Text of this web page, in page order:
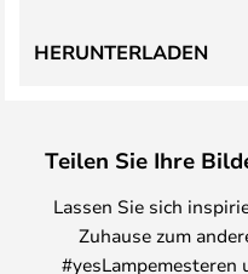
HERUNTERLADEN
Teilen Sie Ihre
Lassen Sie sich
Zuhause zum